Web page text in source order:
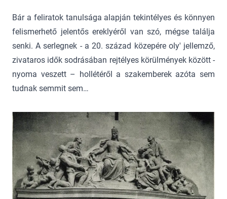
Bár a feliratok tanulsága alapján tekintélyes és könnyen
felismerhető jelentős ereklyéről van szó, mégse találja
senki. A serlegnek - a 20. század közepére oly' jellemző,
zivataros idők sodrásában rejtélyes körülmények között -
nyoma veszett – hollétéről a szakemberek azóta sem
tudnak semmit sem…